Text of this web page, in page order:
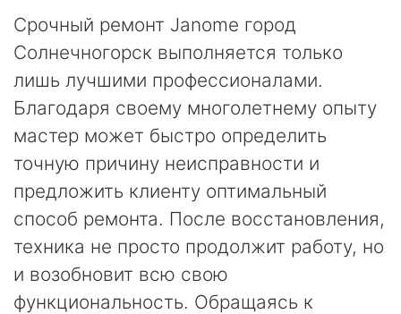
Срочный ремонт Janome город
Солнечногорск выполняется только
лишь лучшими профессионалами.
Благодаря своему многолетнему опыту
мастер может быстро определить
точную причину неисправности и
предложить клиенту оптимальный
способ ремонта. После восстановления,
техника не просто продолжит работу, но
и возобновит всю свою
функциональность. Обращаясь к